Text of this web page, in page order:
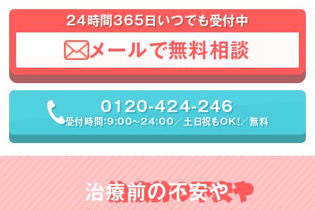
24時間365日いつでも受付中
メールで無料相談
0120-424-246
受付時間：9:00〜24:00／土日祝もOK！／無料
治療前の不安や